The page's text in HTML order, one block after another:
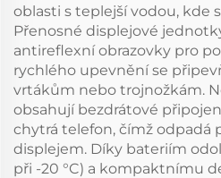
oblasti s teplejší vodou, kde
Přenosné displejové
antireflexní obrazovky pro
rychlého upevnění se
vrtákům nebo trojnožkám.
obsahují bezdrátové
chytrá telefon, čímž odpadá
displejem. Díky bateriím
při -20 °C) a kompaktnímu